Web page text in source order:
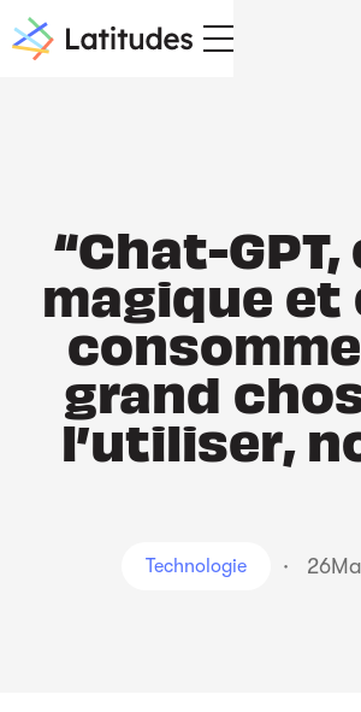
“Chat-GPT,
magique et
grand
l’utiliser,
Technologie · 26